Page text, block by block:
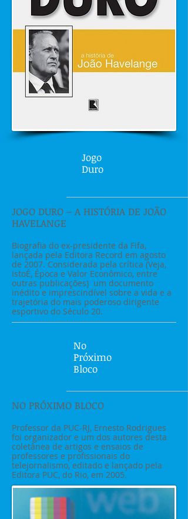
Jogo
Duro
JOGO DURO – A HISTÓRIA DE JOÃO
HAVELANGE
Biografia do ex-presidente da Fifa,
lançada pela Editora Record em agosto
de 2007. Considerada pela crítica (Veja,
IstoÉ, Época e Valor Econômico, entre
outras publicações) um documento
inédito e imprescindível sobre a vida e a
trajetória do mais poderoso dirigente
esportivo do Século 20.
No
Próximo
Bloco
NO PRÓXIMO BLOCO
Professor da PUC-RJ, Ernesto Rodrigues
foi organizador e um dos autores desta
coletânea de artigos e ensaios de
professores e profissionais do
telejornalismo, editado e lançado pela
Editora PUC, do Rio, em 2005.